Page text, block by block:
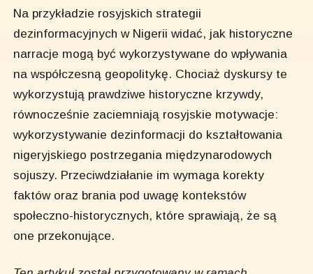
Na przykładzie rosyjskich strategii
dezinformacyjnych w Nigerii widać, jak historyczne
narracje mogą być wykorzystywane do wpływania
na współczesną geopolitykę. Chociaż dyskursy te
wykorzystują prawdziwe historyczne krzywdy,
równocześnie zaciemniają rosyjskie motywacje:
wykorzystywanie dezinformacji do kształtowania
nigeryjskiego postrzegania międzynarodowych
sojuszy. Przeciwdziałanie im wymaga korekty
faktów oraz brania pod uwagę kontekstów
społeczno-historycznych, które sprawiają, że są
one przekonujące.